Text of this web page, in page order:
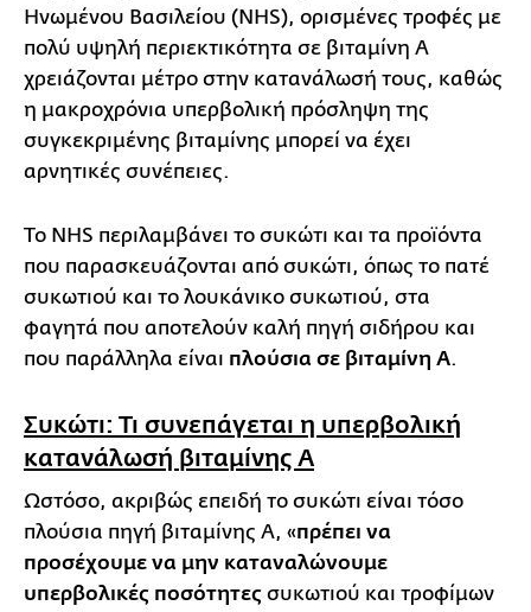
Ηνωμένου Βασιλείου (NHS), ορισμένες τροφές με
πολύ υψηλή περιεκτικότητα σε βιταμίνη Α
χρειάζονται μέτρο στην κατανάλωσή τους, καθώς
η μακροχρόνια υπερβολική πρόσληψη της
συγκεκριμένης βιταμίνης μπορεί να έχει
αρνητικές συνέπειες.
Το NHS περιλαμβάνει το συκώτι και τα προϊόντα
που παρασκευάζονται από συκώτι, όπως το πατέ
συκωτιού και το λουκάνικο συκωτιού, στα
φαγητά που αποτελούν καλή πηγή σιδήρου και
που παράλληλα είναι πλούσια σε βιταμίνη Α.
Συκώτι: Τι συνεπάγεται η υπερβολική
κατανάλωσή βιταμίνης Α
Ωστόσο, ακριβώς επειδή το συκώτι είναι τόσο
πλούσια πηγή βιταμίνης Α, «πρέπει να
προσέχουμε να μην καταναλώνουμε
υπερβολικές ποσότητες συκωτιού και τροφίμων